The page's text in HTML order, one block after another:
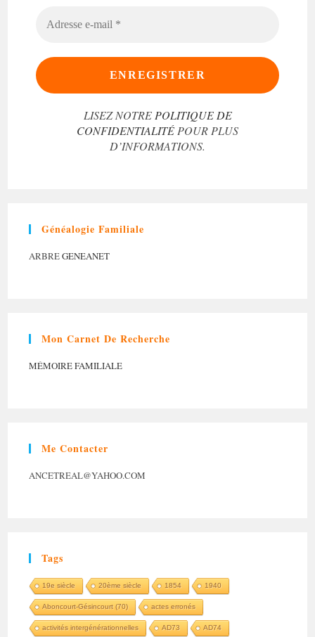
LISEZ NOTRE POLITIQUE DE
CONFIDENTIALITÉ POUR PLUS
D’INFORMATIONS.
Généalogie Familiale
ARBREGENEANET
Mon Carnet De Recherche
MÉMOIRE FAMILIALE
Me Contacter
ANCETREAL@YAHOO.COM
Tags
19e siècle 20ème siècle 1854 1940
Aboncourt-Gésincourt (70) actes erronés
activités intergénérationnelles AD73 AD74